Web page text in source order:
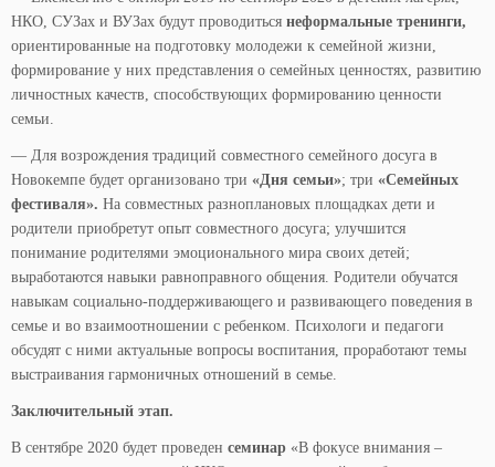
НКО, СУЗах и ВУЗах будут проводиться неформальные тренинги,
ориентированные на подготовку молодежи к семейной жизни,
формирование у них представления о семейных ценностях, развитию
личностных качеств, способствующих формированию ценности
семьи.
— Для возрождения традиций совместного семейного досуга в
Новокемпе будет организовано три «Дня семьи»; три «Семейных
фестиваля». На совместных разноплановых площадках дети и
родители приобретут опыт совместного досуга; улучшится
понимание родителями эмоционального мира своих детей;
выработаются навыки равноправного общения. Родители обучатся
навыкам социально-поддерживающего и развивающего поведения в
семье и во взаимоотношении с ребенком. Психологи и педагоги
обсудят с ними актуальные вопросы воспитания, проработают темы
выстраивания гармоничных отношений в семье.
Заключительный этап.
В сентябре 2020 будет проведен семинар «В фокусе внимания –